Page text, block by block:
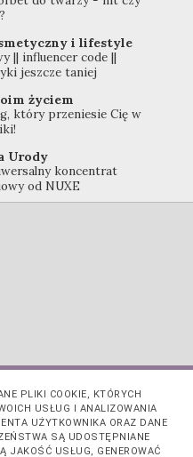
i lifestyle
|| influencer code ||
jeszcze taniej
życiem
który przeniesie Cię w
Urody
koncentrat
od NUXE
PLIKI COOKIE, KTÓRYCH
USŁUG I ANALIZOWANIA
UŻYTKOWNIKA ORAZ DANE
SĄ UDOSTĘPNIANE
JAKOŚĆ USŁUG, GENEROWAĆ